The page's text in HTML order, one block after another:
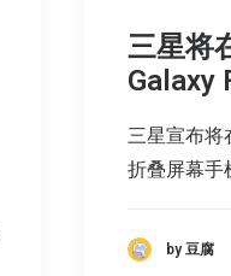
三星将
Galaxy
三星宣布将
折叠屏幕手
by 豆腐